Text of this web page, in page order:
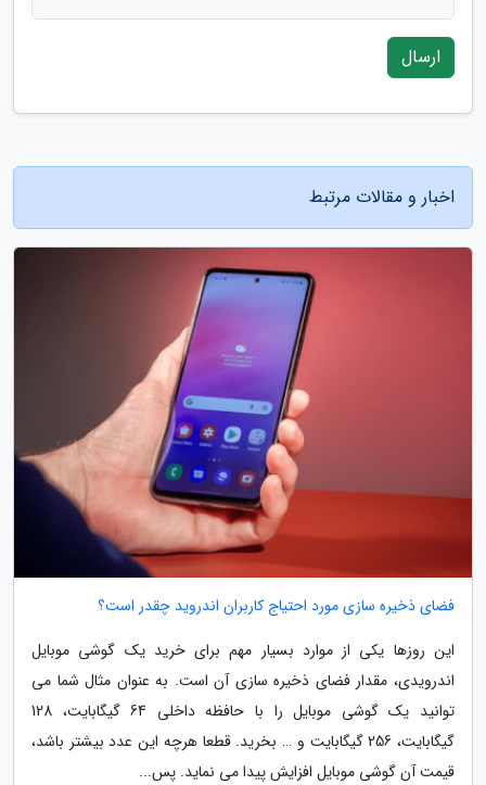
ارسال
اخبار و مقالات مرتبط
فضای ذخیره سازی مورد احتیاج کاربران اندروید چقدر است؟
این روزها یکی از موارد بسیار مهم برای خرید یک گوشی موبایل
اندرویدی، مقدار فضای ذخیره سازی آن است. به عنوان مثال شما می
توانید یک گوشی موبایل را با حافظه داخلی 64 گیگابایت، 128
گیگابایت، 256 گیگابایت و … بخرید. قطعا هرچه این عدد بیشتر باشد،
قیمت آن گوشی موبایل افزایش پیدا می نماید. پس...